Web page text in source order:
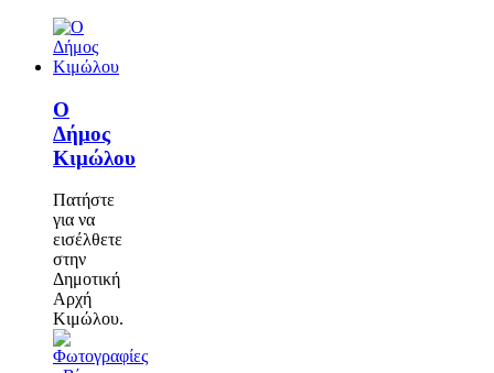
Ο
Δήμος
Κιμώλου
Πατήστε
για να
εισέλθετε
στην
Δημοτική
Αρχή
Κιμώλου.